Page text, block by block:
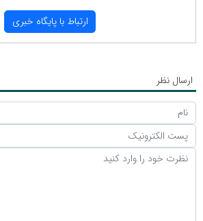
ارتباط با پایگاه خبری
ارسال نظر